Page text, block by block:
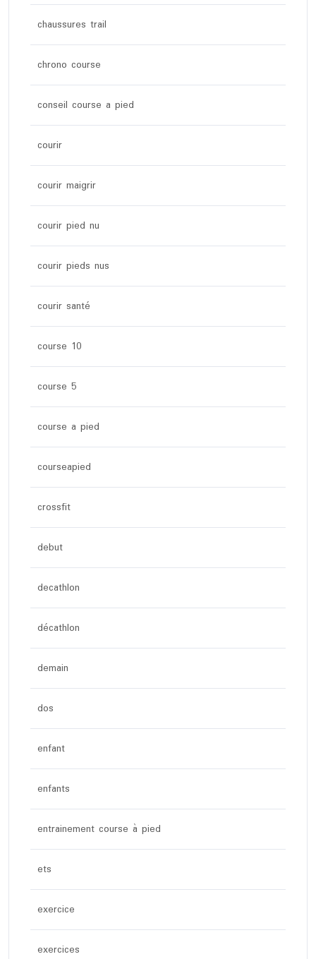
chaussures trail
chrono course
conseil course a pied
courir
courir maigrir
courir pied nu
courir pieds nus
courir santé
course 10
course 5
course a pied
courseapied
crossfit
debut
decathlon
décathlon
demain
dos
enfant
enfants
entrainement course à pied
ets
exercice
exercices